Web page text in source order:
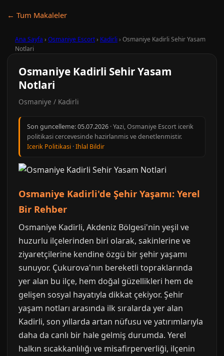
← Tum Makaleler
Ana Sayfa › Osmaniye Escort› Kadirli › Osmaniye Kadirli Sehir Yasam
Notlari
Osmaniye Kadirli Sehir Yasam
Notlari
Osmaniye / Kadirli
Son guncelleme:05.07.2026 · Yazi, Osmaniye Escort icerik
politikasi cercevesinde hazirlanmis ve denetlenmistir.
Icerik Politikasi ·Ihlal Bildir
Osmaniye Kadirli'de Şehir Yaşamı: Yerel
Bir Rehber
Osmaniye Kadirli, Akdeniz Bölgesi'nin yeşil ve
huzurlu ilçelerinden biri olarak, sakinlerine ve
ziyaretçilerine kendine özgü bir şehir yaşamı
sunuyor. Çukurova'nın bereketli topraklarında
yer alan bu ilçe, hem doğal güzellikleri hem de
gelişen sosyal hayatıyla dikkat çekiyor. Şehir
yaşam notları arasında ilk sıralarda yer alan
Kadirli, son yıllarda artan nüfusu ve yatırımlarıyla
daha da canlı bir hale gelmiş durumda. Yerel
halkın sıcakkanlılığı ve misafirperverliği, ilçenin